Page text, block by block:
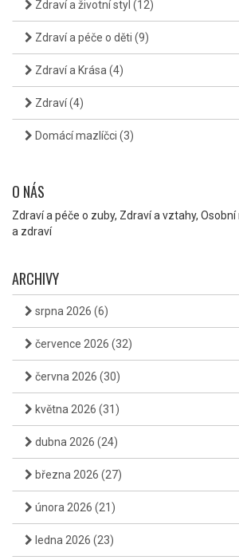
Zdraví a životní styl (12)
Zdraví a péče o děti (9)
Zdraví a Krása (4)
Zdraví(4)
Domácí mazlíčci (3)
O NÁS
Zdraví a péče o zuby, Zdraví a vztahy,
a zdraví
ARCHIVY
srpna 2026 (6)
července 2026 (32)
června 2026 (30)
května 2026 (31)
dubna 2026 (24)
března 2026 (27)
února 2026 (21)
ledna 2026 (23)